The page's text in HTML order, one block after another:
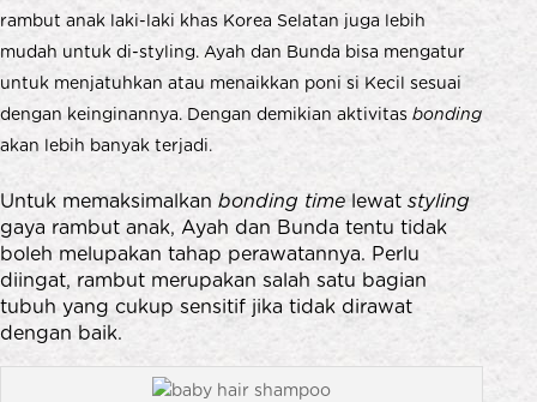
rambut anak laki-laki khas Korea Selatan juga lebih
mudah untuk di-styling. Ayah dan Bunda bisa mengatur
untuk menjatuhkan atau menaikkan poni si Kecil sesuai
dengan keinginannya. Dengan demikian aktivitas bonding
akan lebih banyak terjadi.
Untuk memaksimalkan bonding time lewat styling
gaya rambut anak, Ayah dan Bunda tentu tidak
boleh melupakan tahap perawatannya. Perlu
diingat, rambut merupakan salah satu bagian
tubuh yang cukup sensitif jika tidak dirawat
dengan baik.